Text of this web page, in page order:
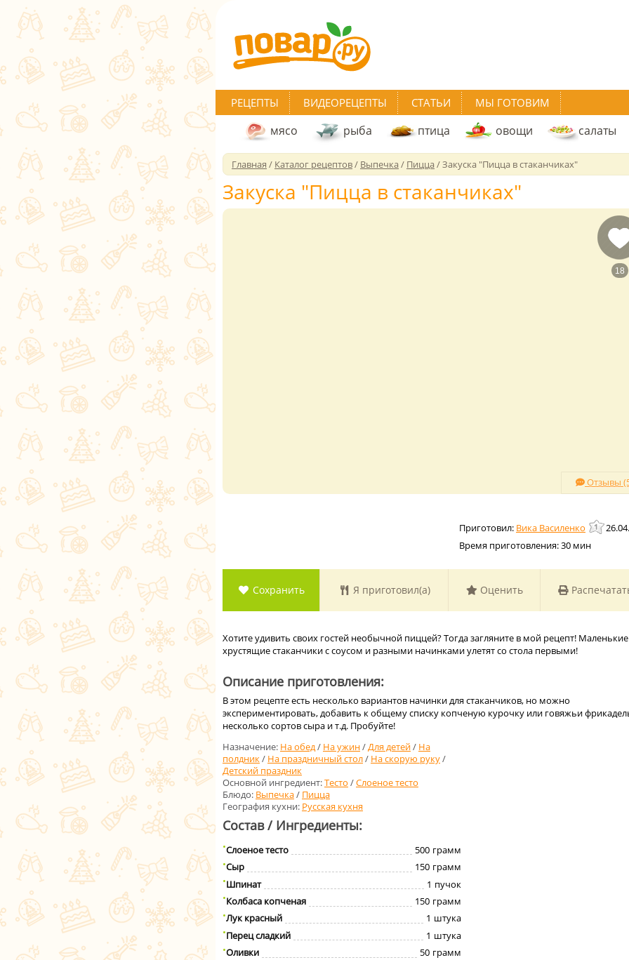
РЕЦЕПТЫ ВИДЕОРЕЦЕПТЫ СТАТЬИ МЫ ГОТОВИМ
мясо рыба птица овощи салаты
Главная / Каталог рецептов/ Выпечка/ Пицца/Закуска "Пицца в стаканчиках"
Закуска "Пицца в стаканчиках"
Отзывы
18
Вика Василенко
Время приготовления:30 мин
Сохранить Я приготовил(а) Оценить
Хотите удивить своих гостей необычной пиццей? Тогда загляните в мой рецепт! Маленькие
хрустящие стаканчики с соусом и разными начинками улетят со стола первыми!
Описание приготовления:
В этом рецепте есть несколько вариантов начинки для стаканчиков, но можно
экспериментировать, добавить к общему списку копченую курочку или говяжьи
несколько сортов сыра и т.д. Пробуйте!
Назначение: На обед/ На ужин/Для детей/ На
полдник/ На праздничный стол/ На скорую руку/
Детский праздник
Основной ингредиент:Тесто /Слоеное тесто
Блюдо: Выпечка/ Пицца
География кухни: Русская кухня
Состав / Ингредиенты:
Слоеное тесто 500 грамм
Сыр
150 грамм
Шпинат
1 пучок
Колбаса копченая
150 грамм
Лук красный
1 штука
Перец сладкий
1 штука
Оливки
50 грамм